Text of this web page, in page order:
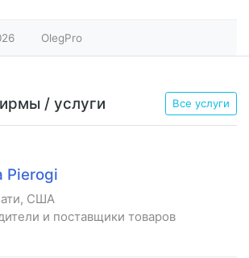
OlegPro
/ услуги Все услуги
Pierogi
США
и поставщики товаров